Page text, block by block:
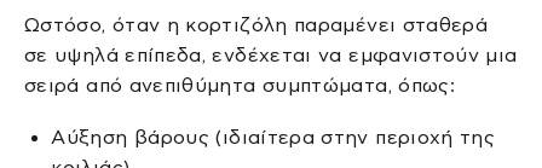
Ωστόσο, όταν η κορτιζόλη παραμένει σταθερά
σε υψηλά επίπεδα, ενδέχεται να εμφανιστούν μια
σειρά από ανεπιθύμητα συμπτώματα, όπως:
Αύξηση βάρους (ιδιαίτερα στην περιοχή της